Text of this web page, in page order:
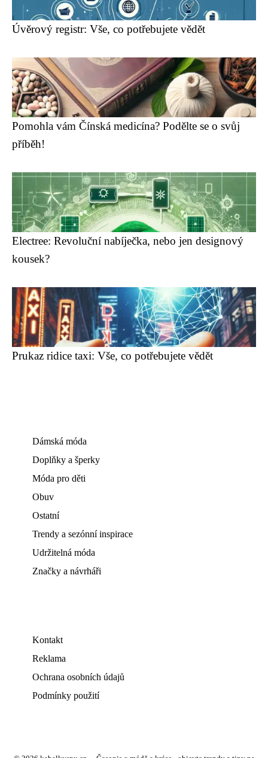
Úvěrový registr: Vše, co potřebujete vědět
Pomohla vám Čínská medicína? Podělte se o svůj
příběh!
Electree: Revoluční nabíječka, nebo jen designový
kousek?
Prukaz ridice taxi: Vše, co potřebujete vědět
Dámská móda
Doplňky a šperky
Móda pro děti
Obuv
Ostatní
Trendy a sezónní inspirace
Udržitelná móda
Značky a návrháři
Kontakt
Reklama
Ochrana osobních údajů
Podmínky použití